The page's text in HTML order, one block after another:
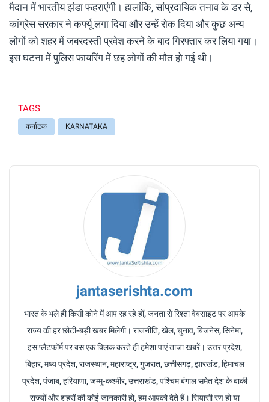
मैदान में भारतीय झंडा फहराएंगी। हालांकि, सांप्रदायिक तनाव के डर से,
कांग्रेस सरकार ने कर्फ्यू लगा दिया और उन्हें रोक दिया और कुछ अन्य
लोगों को शहर में जबरदस्ती प्रवेश करने के बाद गिरफ्तार कर लिया गया।
इस घटना में पुलिस फायरिंग में छह लोगों की मौत हो गई थी।
TAGS
कर्नाटक KARNATAKA
jantaserishta.com
भारत के भले ही किसी कोने में आप रह रहे हों, जनता से रिश्ता वेबसाइट पर आपके
राज्य की हर छोटी-बड़ी खबर मिलेगी। राजनीति, खेल, चुनाव, बिजनेस, सिनेमा,
इस प्लैटफॉर्म पर बस एक क्लिक करते ही हमेशा पाएं ताजा खबरें। उत्तर प्रदेश,
बिहार, मध्य प्रदेश, राजस्थान, महाराष्ट्र, गुजरात, छत्तीसगढ़, झारखंड, हिमाचल
प्रदेश, पंजाब, हरियाणा, जम्मू-कश्मीर, उत्तराखंड, पश्चिम बंगाल समेत देश के बाकी
राज्यों और शहरों की कोई जानकारी हो, हम आपको देते हैं। सियासी रण हो या